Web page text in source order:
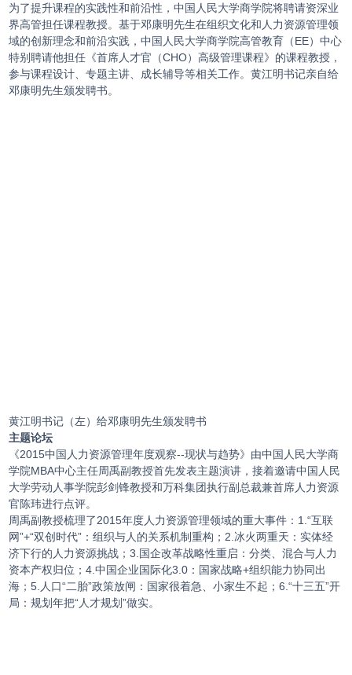
为了提升课程的实践性和前沿性，中国人民大学商学院将聘请资深业
界高管担任课程教授。基于邓康明先生在组织文化和人力资源管理领
域的创新理念和前沿实践，中国人民大学商学院高管教育（EE）中心
特别聘请他担任《首席人才官（CHO）高级管理课程》的课程教授，
参与课程设计、专题主讲、成长辅导等相关工作。黄江明书记亲自给
邓康明先生颁发聘书。
黄江明书记（左）给邓康明先生颁发聘书
主题论坛
《2015中国人力资源管理年度观察--现状与趋势》由中国人民大学商
学院MBA中心主任周禹副教授首先发表主题演讲，接着邀请中国人民
大学劳动人事学院彭剑锋教授和万科集团执行副总裁兼首席人力资源
官陈玮进行点评。
周禹副教授梳理了2015年度人力资源管理领域的重大事件：1.“互联
网”+“双创时代”：组织与人的关系机制重构；2.冰火两重天：实体经
济下行的人力资源挑战；3.国企改革战略性重启：分类、混合与人力
资本产权归位；4.中国企业国际化3.0：国家战略+组织能力协同出
海；5.人口“二胎”政策放闸：国家很着急、小家生不起；6.“十三五”开
局：规划年把“人才规划”做实。